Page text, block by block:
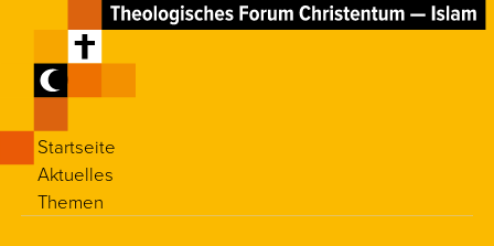
Startseite
Aktuelles
Themen